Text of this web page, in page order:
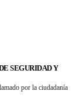
SEGURIDAD Y
por la ciudadanía